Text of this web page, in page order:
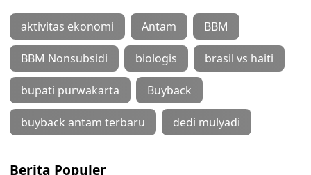
aktivitas ekonomi Antam BBM
BBM Nonsubsidi biologis brasil vs haiti
bupati purwakarta Buyback
buyback antam terbaru dedi mulyadi
Berita Populer